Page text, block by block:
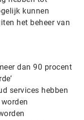
kunnen
het beheer van
dan 90 procent
services hebben